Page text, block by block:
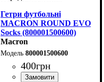
Гетри футбольні
MACRON ROUND EVO
Socks (800001500600)
Macron
800001500600
400грн